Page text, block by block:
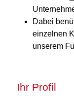
Dabei
einzelnen
unserem
Ihr Profil